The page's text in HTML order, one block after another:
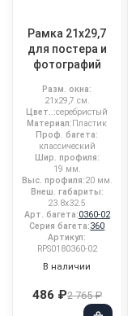
Рамка 21x29,7
для постера и
фотографий
Разм. окна:
21x29,7 см.
Цвет..:серебристый
Материал:Пластик
Проф. багета:
классический
Шир. профиля:
19 мм.
Выс. профиля:20 мм.
Внеш. габариты:
23.8x32.5
Арт. багета:0360-02
Серия багета:360
Артикул:
RPS0180360-02
В наличии
486 ₽2 765 ₽